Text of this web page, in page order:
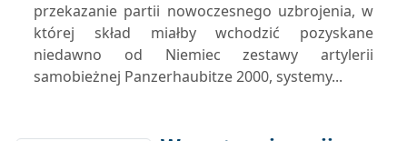
przekazanie partii nowoczesnego uzbrojenia, w
której skład miałby wchodzić pozyskane
niedawno od Niemiec zestawy artylerii
samobieżnej Panzerhaubitze 2000, systemy...